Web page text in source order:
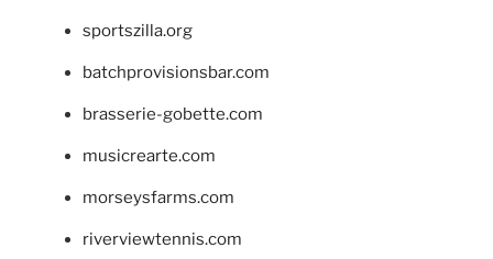
sportszilla.org
batchprovisionsbar.com
brasserie-gobette.com
musicrearte.com
morseysfarms.com
riverviewtennis.com